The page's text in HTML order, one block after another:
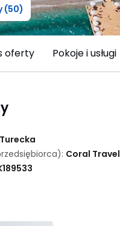
(50)
oferty Pokoje i usługi
Coral Travel
189533